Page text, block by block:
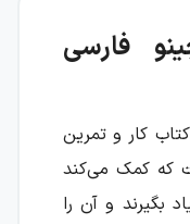
فارسی
کار و تمرین
که کمک می‌کند
بگیرند و آن را